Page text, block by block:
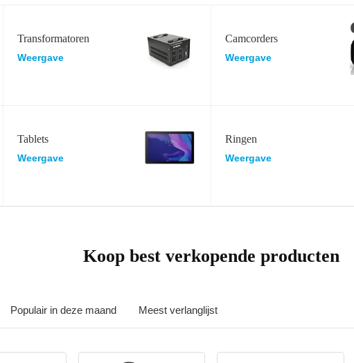
Transformatoren
Weergave
Tablets
Weergave
Camcorders
Weergave
Ringen
Weergave
Koop best verkopende producten
Populair in deze maand Meest verlanglijst